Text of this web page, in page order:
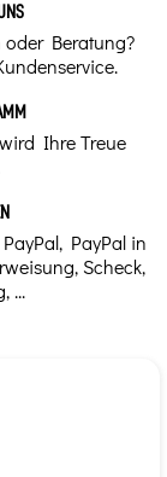
Beratung?
Ihre Treue
PayPal in
Scheck,
...